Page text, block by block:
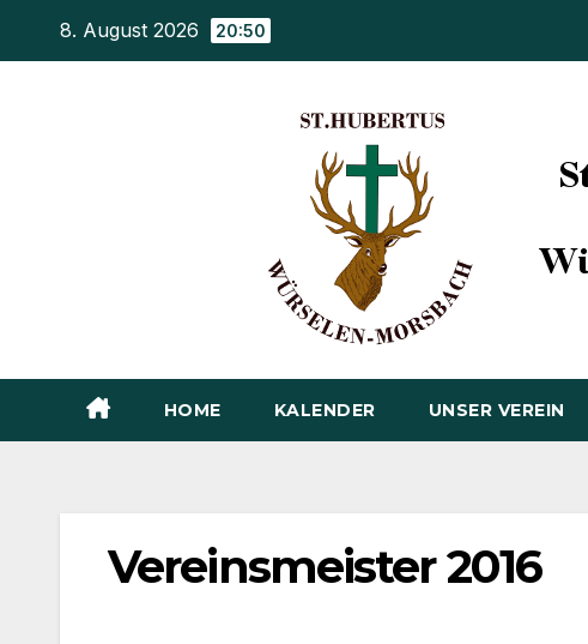
8. August 2026 20:50
HOME KALENDER UNSER VEREIN
Vereinsmeister 2016